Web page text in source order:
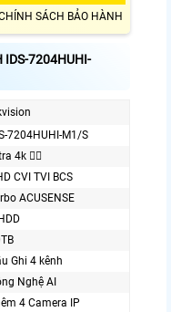
SÁCH BẢO HÀNH
IDS-7204HUHI-
7204HUHI-M1/S
4k 👍🏾
CVI TVI BCS
ACUSENSE
Ghi 4 kênh
Nghệ AI
4 Camera IP